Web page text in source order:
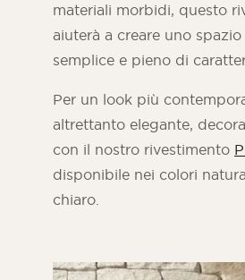
materiali morbidi, questo
aiuterà a creare uno
semplice e pieno di
Per un look più
altrettanto elegante,
con il nostro rivestimento
disponibile nei colori
chiaro.